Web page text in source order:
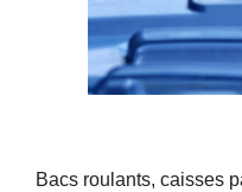
Bacs roulants, caisses